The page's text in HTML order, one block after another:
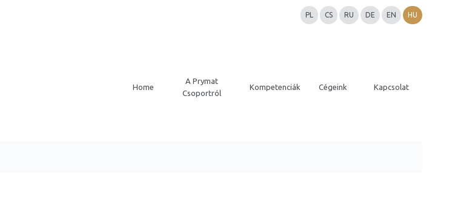
PL CS RU DE EN HU
Home
A Prymat
Csoportról
Kompetenciák Cégeink Kapcsolat